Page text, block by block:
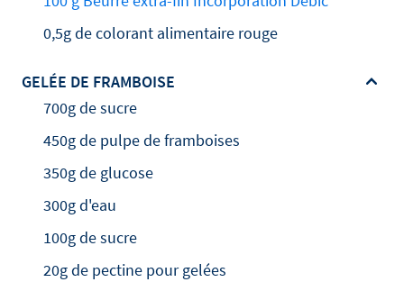
0,5g de colorant alimentaire rouge
GELÉE DE FRAMBOISE
700g de sucre
450g de pulpe de framboises
350g de glucose
300g d'eau
100g de sucre
20g de pectine pour gelées